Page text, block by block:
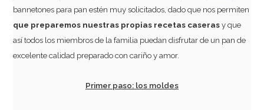
bannetones para pan estén muy solicitados, dado que nos permiten
que preparemos nuestras propias recetas caserasy que
así todos los miembros de la familia puedan disfrutar de un pan de
excelente calidad preparado con cariño y amor.
Primer paso: los moldes